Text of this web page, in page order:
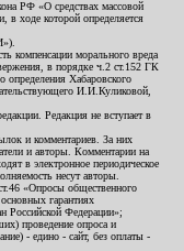
РФ «О средствах массовой
в ходе которой определяется
компенсации морального вреда
в порядке ч.2 ст.152 ГК
определения Хабаровского
И.И.Куликовой,
Редакция не вступает в
и комментариев. За них
и авторы. Комментарии на
в электронное периодическое
несут авторы.
«Опросы общественного
гарантиях
Российской Федерации»;
проведение опроса и
- едино - сайт, без оплаты -